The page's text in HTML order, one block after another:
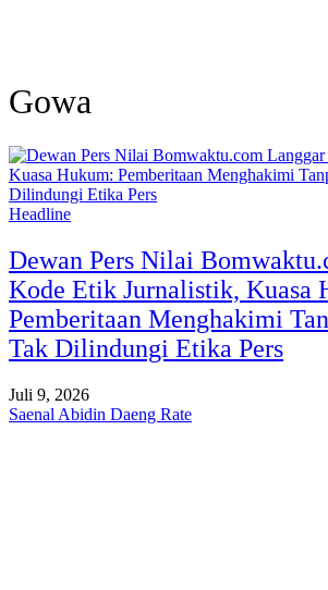
Gowa
Headline
Dewan Pers Nilai
Kode Etik Jurnalistik, Kuasa
Pemberitaan Menghakimi
Tak Dilindungi Etika Pers
Juli 9, 2026
Saenal Abidin Daeng Rate